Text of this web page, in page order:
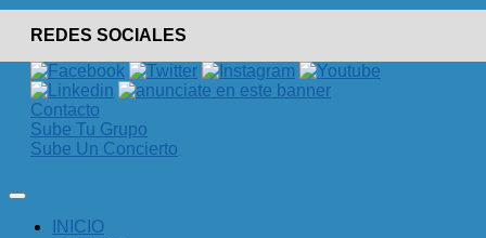
REDES SOCIALES
Contacto
Sube Tu Grupo
Sube Un Concierto
INICIO